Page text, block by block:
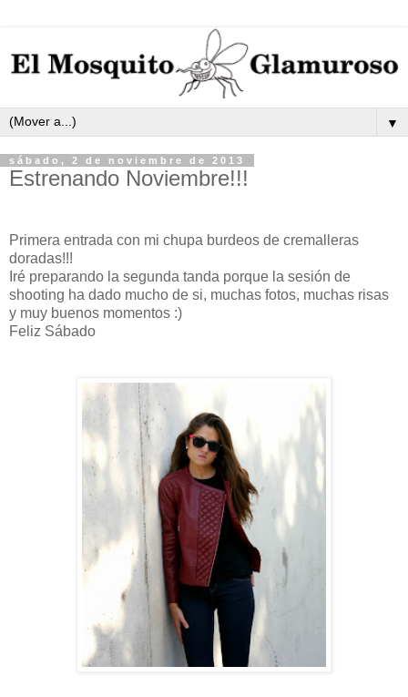
▼
sábado, 2 de noviembre de 2013
Estrenando Noviembre!!!
Primera entrada con mi chupa burdeos de cremalleras
doradas!!!
Iré preparando la segunda tanda porque la sesión de
shooting ha dado mucho de si, muchas fotos, muchas risas
y muy buenos momentos :)
Feliz Sábado